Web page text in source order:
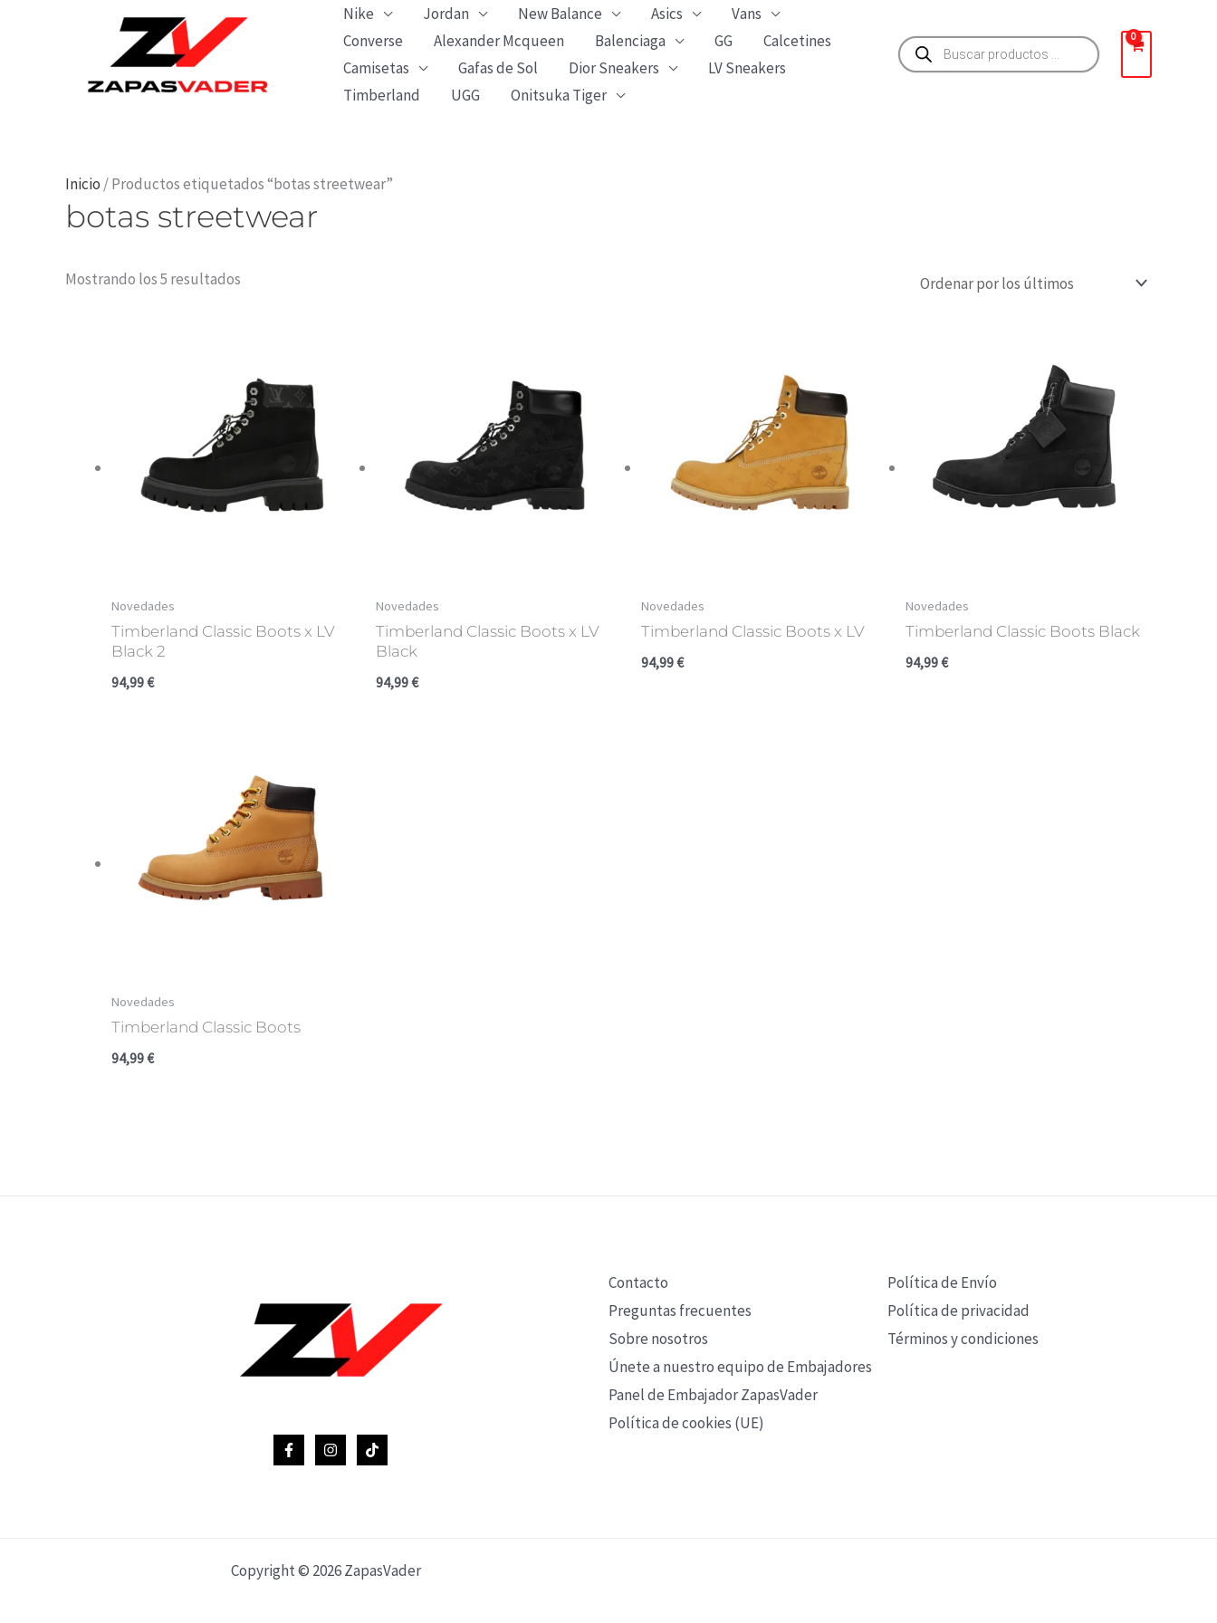
Nike Jordan New Balance Asics
Vans
Converse
Alexander Mcqueen Balenciaga GG
Calcetines
Camisetas
Gafas de Sol Dior Sneakers
LV Sneakers
Timberland
UGG Onitsuka Tiger
Búsqueda
de
productos
Inicio / Productos etiquetados “botas streetwear”
botas streetwear
Mostrando los 5 resultados
Ordenado
por
Novedades
Timberland Classic Boots x LV
Black 2
94,99€
Novedades
Timberland Classic Boots x LV
Black
94,99€
Novedades
Timberland Classic Boots x LV
94,99€
Novedades
Timberland Classic Boots Black
94,99€
Novedades
Timberland Classic Boots
94,99€
Contacto
Preguntas frecuentes
Sobre nosotros
Únete a nuestro equipo de Embajadores
Panel de Embajador ZapasVader
Política de cookies (UE)
Política de Envío
Política de privacidad
Términos y condiciones
Copyright © 2026 ZapasVader